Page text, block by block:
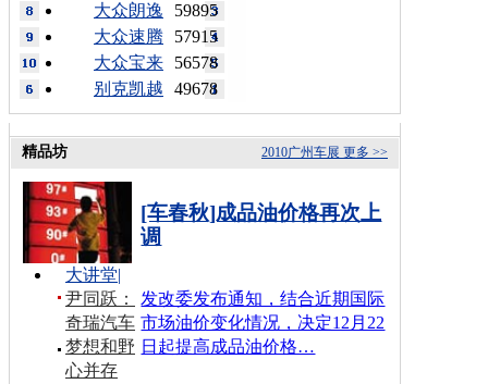
59895
大众朗逸
57915
大众速腾
56578
大众宝来
49678
别克凯越
更多 >>
2010广州车展
精品坊
[车春秋]成品油价格再次上
调
发改委发布通知，结合近期国际
市场油价变化情况，决定12月22
日起提高成品油价格…
大讲堂|
尹同跃：
奇瑞汽车
梦想和野
心并存